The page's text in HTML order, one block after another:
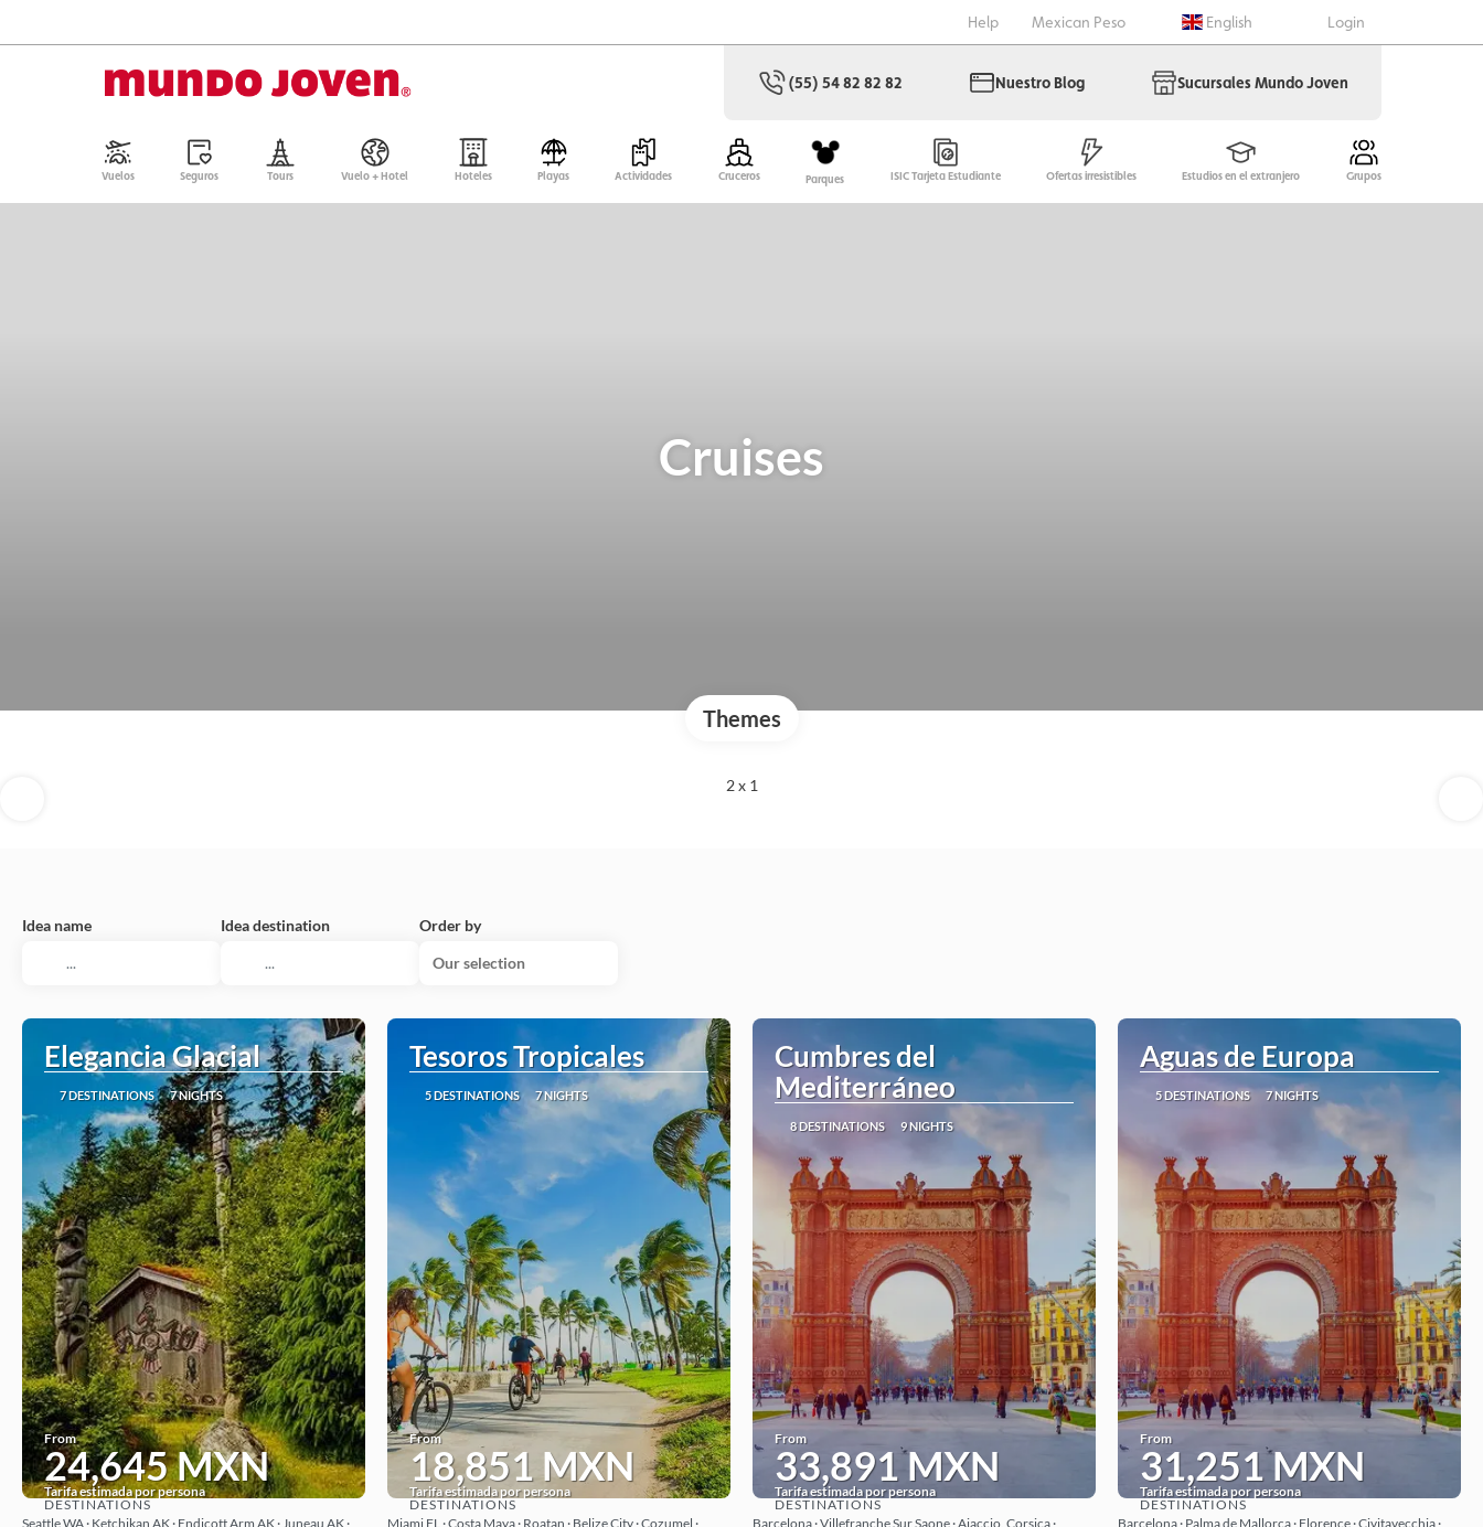
Help Mexican Peso English Login
(55) 54 82 82 82 Nuestro Blog Sucursales Mundo Joven
Vuelos Seguros Tours Vuelo + Hotel Hoteles Playas Actividades Cruceros Parques ISIC Tarjeta Estudiante Ofertas irresistibles Estudios en el extranjero Grupos
Cruises
Themes
2 x 1
Idea name Idea destination
Order by
Our selection
Elegancia Glacial
7 DESTINATIONS 7 NIGHTS
From
24,645 MXN
Tarifa estimada por persona
See
DESTINATIONS
Seattle WA · Ketchikan AK · Endicott Arm AK · Juneau AK ·
Tesoros Tropicales
5 DESTINATIONS 7 NIGHTS
From
18,851 MXN
Tarifa estimada por persona
See
DESTINATIONS
Miami FL · Costa Maya · Roatan · Belize City · Cozumel ·
Cumbres del
Mediterráneo
8 DESTINATIONS 9 NIGHTS
From
33,891 MXN
Tarifa estimada por persona
See
DESTINATIONS
Barcelona · Villefranche Sur Saone · Ajaccio, Corsica ·
Aguas de Europa
5 DESTINATIONS 7 NIGHTS
From
31,251 MXN
Tarifa estimada por persona
See
DESTINATIONS
Barcelona · Palma de Mallorca · Florence · Civitavecchia ·